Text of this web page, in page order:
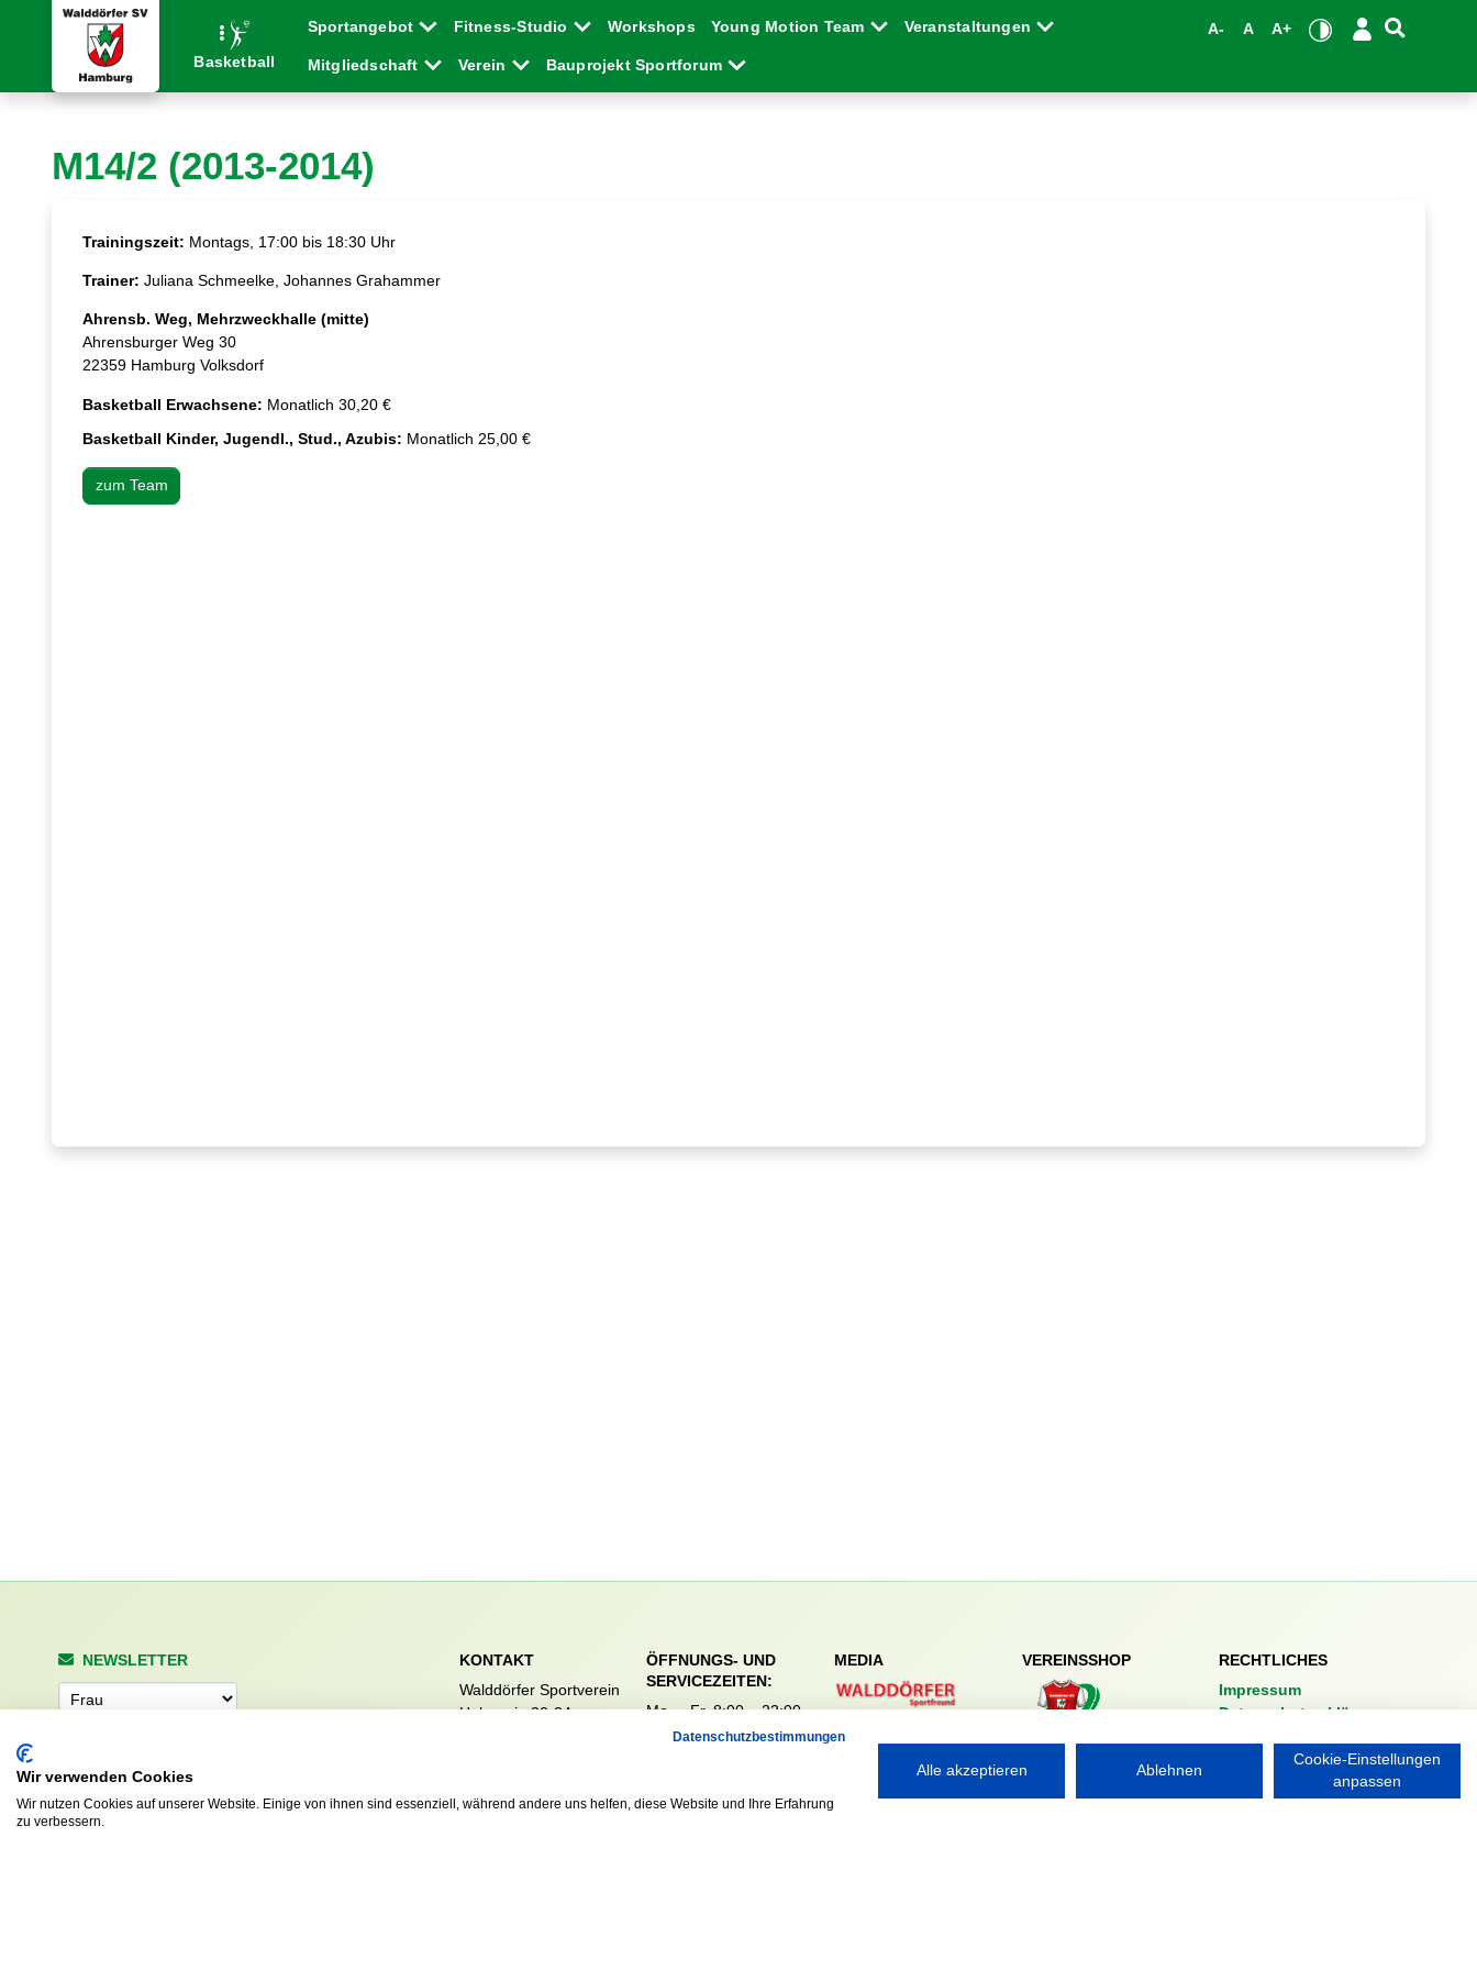
Basketball
Sportangebot Fitness-Studio Workshops Young Motion Team Veranstaltungen
Mitgliedschaft Verein Bauprojekt Sportforum
A- A A+
M14/2 (2013-2014)
Trainingszeit: Montags, 17:00 bis 18:30 Uhr
Trainer:Juliana Schmeelke, Johannes Grahammer
Ahrensb. Weg, Mehrzweckhalle (mitte)
Ahrensburger Weg 30
22359 Hamburg Volksdorf
Basketball Erwachsene: Monatlich 30,20 €
Basketball Kinder, Jugendl., Stud., Azubis: Monatlich 25,00 €
zum Team
NEWSLETTER
Anrede
KONTAKT
Walddörfer Sportverein
Halenreie 32-34
sv.de
ÖFFNUNGS- UND
SERVICEZEITEN:
Mo. – Fr. 8:00 – 22:00
MEDIA VEREINSSHOP
RECHTLICHES
Impressum
Datenschutzerklärung
Datenschutzbestimmungen
Wir verwenden Cookies
Wir nutzen Cookies auf unserer Website. Einige von ihnen sind essenziell, während andere uns helfen, diese Website und Ihre Erfahrung
zu verbessern.
Alle akzeptieren Ablehnen
Cookie-Einstellungen
anpassen